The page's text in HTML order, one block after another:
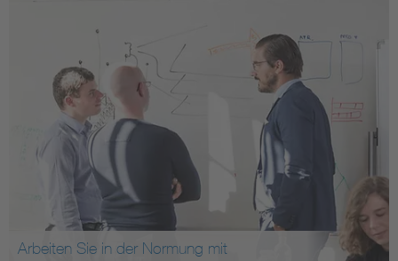
Arbeiten Sie in der Normung mit